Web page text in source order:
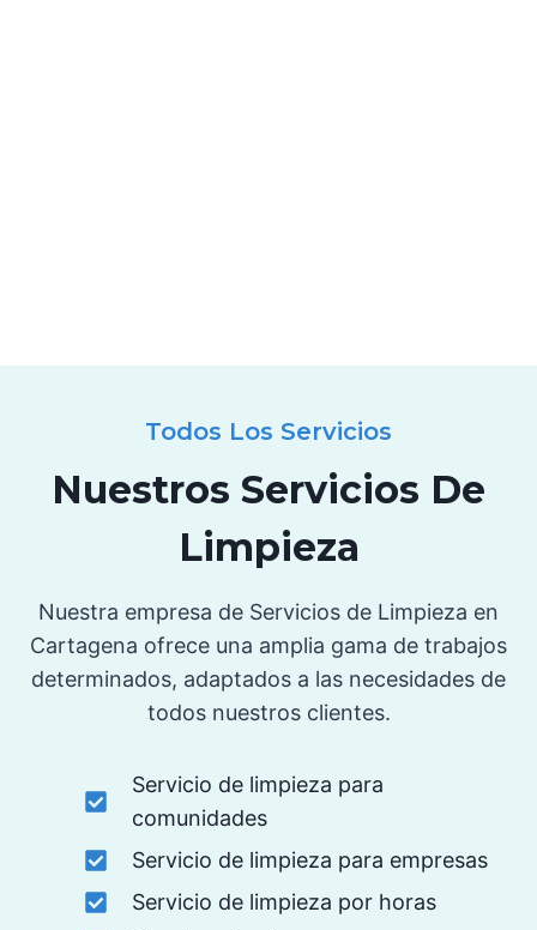
Todos Los Servicios
Nuestros Servicios De
Limpieza
Nuestra empresa de Servicios de Limpieza en
Cartagena ofrece una amplia gama de trabajos
determinados, adaptados a las necesidades de
todos nuestros clientes.
Servicio de limpieza para
comunidades
Servicio de limpieza para empresas
Servicio de limpieza por horas